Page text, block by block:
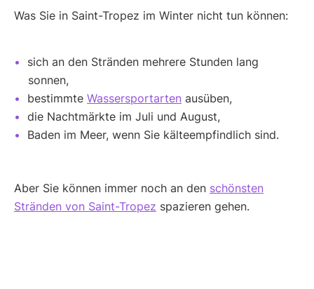
Was Sie in Saint-Tropez im Winter nicht tun können:
sich an den Stränden mehrere Stunden lang
sonnen,
bestimmte Wassersportarten ausüben,
die Nachtmärkte im Juli und August,
Baden im Meer, wenn Sie kälteempfindlich sind.
Aber Sie können immer noch an den schönsten
Stränden von Saint-Tropez spazieren gehen.